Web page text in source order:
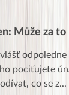
Může za
odpoledne
pociťujete
co se z...